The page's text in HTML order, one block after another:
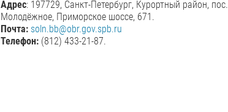
Адрес: 197729, Санкт-Петербург, Курортный район, пос.
Молодёжное, Приморское шоссе, 671.
Почта: soln.bb@obr.gov.spb.ru
Телефон: (812) 433-21-87.